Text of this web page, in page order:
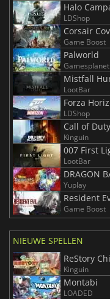
Halo
LDShop
Corsair
Game Boost
Palworld
Gamesplanet
Mistfall
LootBar
Forza
LDShop
Call of
Kinguin
007 First
LootBar
Yuplay
Resident
Game Boost
NIEUWE SPELLEN
ReStory
Kinguin
Montabi
LOADED